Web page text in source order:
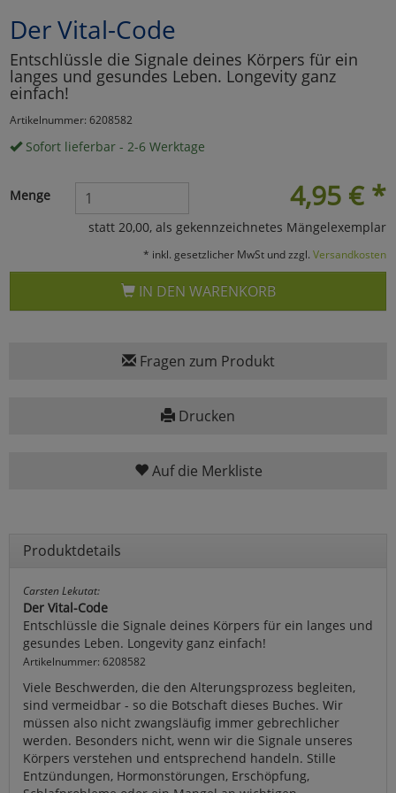
Der Vital-Code
Entschlüssle die Signale deines Körpers für ein
langes und gesundes Leben. Longevity ganz
einfach!
Artikelnummer: 6208582
Sofort lieferbar - 2-6 Werktage
4,95 € *
Menge
statt 20,00, als gekennzeichnetes Mängelexemplar
* inkl. gesetzlicher MwSt und zzgl. Versandkosten
IN DEN WARENKORB
Fragen zum Produkt
Drucken
Auf die Merkliste
Produktdetails
Carsten Lekutat:
Der Vital-Code
Entschlüssle die Signale deines Körpers für ein langes und
gesundes Leben. Longevity ganz einfach!
Artikelnummer: 6208582
Viele Beschwerden, die den Alterungsprozess begleiten,
sind vermeidbar - so die Botschaft dieses Buches. Wir
müssen also nicht zwangsläufig immer gebrechlicher
werden. Besonders nicht, wenn wir die Signale unseres
Körpers verstehen und entsprechend handeln. Stille
Entzündungen, Hormonstörungen, Erschöpfung,
Marketing
Umfragetools
Cookies
Alle Akzeptieren
Cookies
Einstellungen speichern
zurückzu Haupptseite